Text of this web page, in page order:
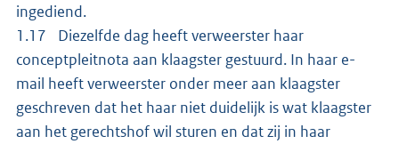
ingediend.
1.17 Diezelfde dag heeft verweerster haar
conceptpleitnota aan klaagster gestuurd. In haar e-
mail heeft verweerster onder meer aan klaagster
geschreven dat het haar niet duidelijk is wat klaagster
aan het gerechtshof wil sturen en dat zij in haar